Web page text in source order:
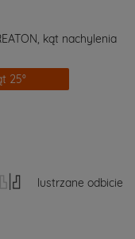
kąt nachylenia
25°
lustrzane odbicie